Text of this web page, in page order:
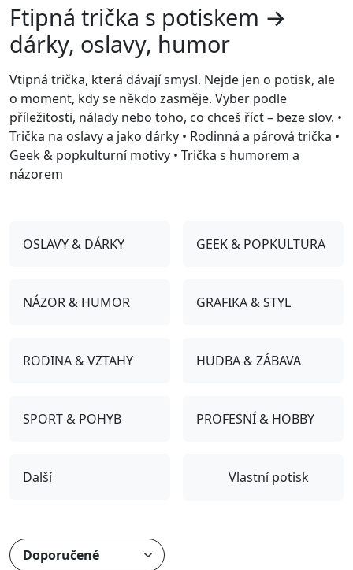
Ftipná trička s potiskem →
dárky, oslavy, humor
Vtipná trička, která dávají smysl. Nejde jen o potisk, ale
o moment, kdy se někdo zasměje. Vyber podle
příležitosti, nálady nebo toho, co chceš říct – beze slov. •
Trička na oslavy a jako dárky • Rodinná a párová trička •
Geek & popkulturní motivy • Trička s humorem a
názorem
OSLAVY & DÁRKY GEEK & POPKULTURA
NÁZOR & HUMOR GRAFIKA & STYL
RODINA & VZTAHY HUDBA & ZÁBAVA
SPORT & POHYB PROFESNÍ & HOBBY
Další Vlastní potisk